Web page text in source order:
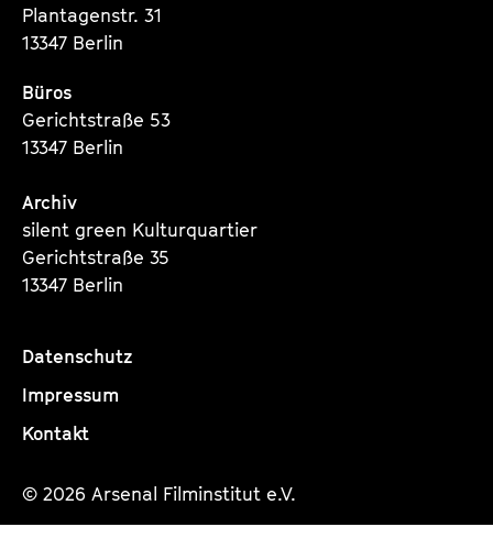
Plantagenstr. 31
13347 Berlin
Büros
Gerichtstraße 53
13347 Berlin
Archiv
silent green Kulturquartier
Gerichtstraße 35
13347 Berlin
Datenschutz
Impressum
Kontakt
© 2026 Arsenal Filminstitut e.V.